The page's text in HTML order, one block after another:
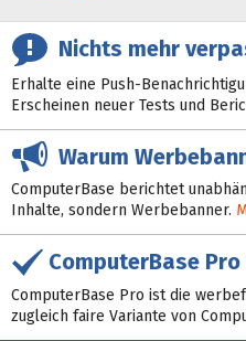
Nichts mehr
Erhalte eine Push-
Erscheinen neuer Tests und
Warum
ComputerBase berichtet
Inhalte, sondern Werbebanner.
ComputerBase Pro
ComputerBase Pro ist die
zugleich faire Variante von